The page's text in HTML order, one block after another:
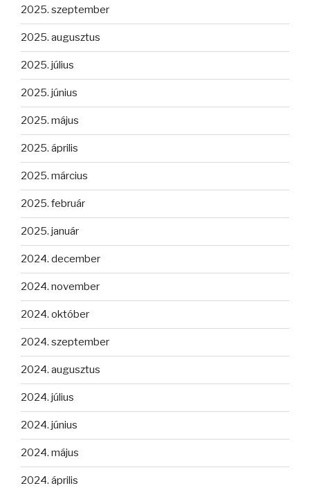
2025. szeptember
2025. augusztus
2025. július
2025. június
2025. május
2025. április
2025. március
2025. február
2025. január
2024. december
2024. november
2024. október
2024. szeptember
2024. augusztus
2024. július
2024. június
2024. május
2024. április